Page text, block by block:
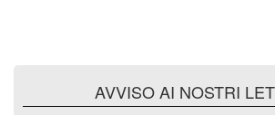
AVVISO AI NOSTRI